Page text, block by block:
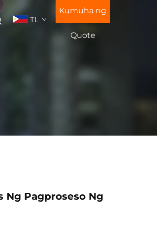
TL
Kumuha ng
Quote
Ng Pagproseso Ng